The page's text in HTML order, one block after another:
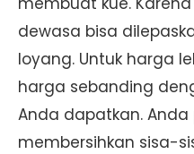
dewasa bisa
loyang. Untuk harga
harga sebanding
Anda dapatkan.
membersihkan sisa-